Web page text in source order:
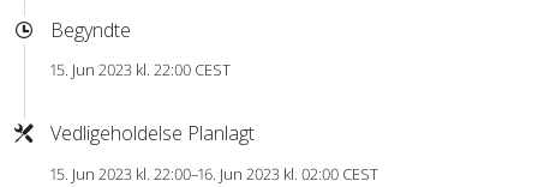
Begyndte
15. Jun 2023 kl. 22:00 CEST
Vedligeholdelse Planlagt
15. Jun 2023 kl. 22:00–16. Jun 2023 kl. 02:00 CEST